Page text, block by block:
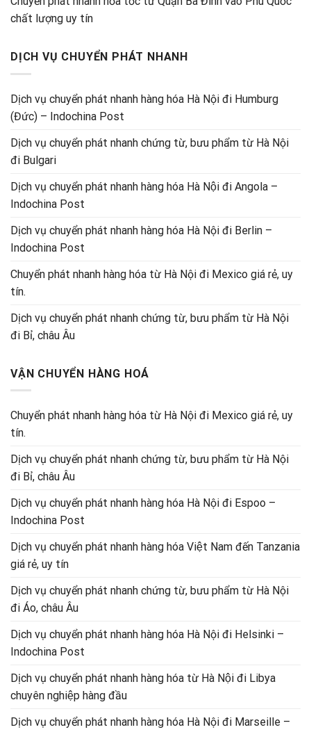
chất lượng uy tín
DỊCH VỤ CHUYỂN PHÁT NHANH
Dịch vụ chuyển phát nhanh hàng hóa Hà Nội đi Humburg
(Đức) – Indochina Post
Dịch vụ chuyển phát nhanh chứng từ, bưu phẩm từ Hà Nội
đi Bulgari
Dịch vụ chuyển phát nhanh hàng hóa Hà Nội đi Angola –
Indochina Post
Dịch vụ chuyển phát nhanh hàng hóa Hà Nội đi Berlin –
Indochina Post
Chuyển phát nhanh hàng hóa từ Hà Nội đi Mexico giá rẻ, uy
tín.
Dịch vụ chuyển phát nhanh chứng từ, bưu phẩm từ Hà Nội
đi Bỉ, châu Âu
VẬN CHUYỂN HÀNG HOÁ
Chuyển phát nhanh hàng hóa từ Hà Nội đi Mexico giá rẻ, uy
tín.
Dịch vụ chuyển phát nhanh chứng từ, bưu phẩm từ Hà Nội
đi Bỉ, châu Âu
Dịch vụ chuyển phát nhanh hàng hóa Hà Nội đi Espoo –
Indochina Post
Dịch vụ chuyển phát nhanh hàng hóa Việt Nam đến Tanzania
giá rẻ, uy tín
Dịch vụ chuyển phát nhanh chứng từ, bưu phẩm từ Hà Nội
đi Áo, châu Âu
Dịch vụ chuyển phát nhanh hàng hóa Hà Nội đi Helsinki –
Indochina Post
Dịch vụ chuyển phát nhanh hàng hóa từ Hà Nội đi Libya
chuyên nghiệp hàng đầu
Dịch vụ chuyển phát nhanh hàng hóa Hà Nội đi Marseille –